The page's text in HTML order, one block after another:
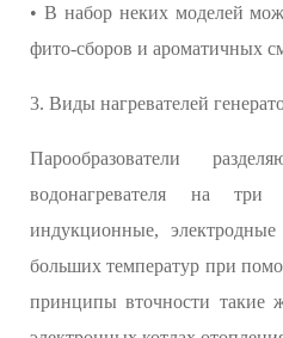
• В набор неких моделей
фито-сборов и ароматичных
3. Виды нагревателей
Парообразователи
водонагревателя на
индукционные,
больших температур при
принципы вточности такие